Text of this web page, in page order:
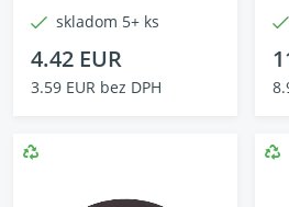
skladom 5+ ks
4.42 EUR
3.59 EUR bez DPH